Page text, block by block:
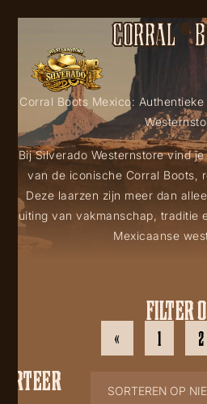
CORRAL ®
Corral Boots Mexico:
Bij Silverado Westernstore vind
van de iconische Corral Boots,
Deze laarzen zijn meer dan
uiting van vakmanschap, traditie
Mexicaanse
FILTER
« 1 2